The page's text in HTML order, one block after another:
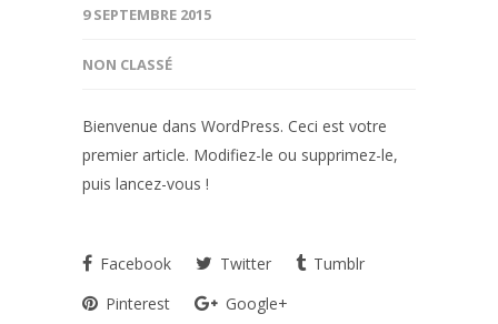
9 SEPTEMBRE 2015
NON CLASSÉ
Bienvenue dans WordPress. Ceci est votre
premier article. Modifiez-le ou supprimez-le,
puis lancez-vous !
Facebook Twitter
Tumblr
Pinterest
Google+